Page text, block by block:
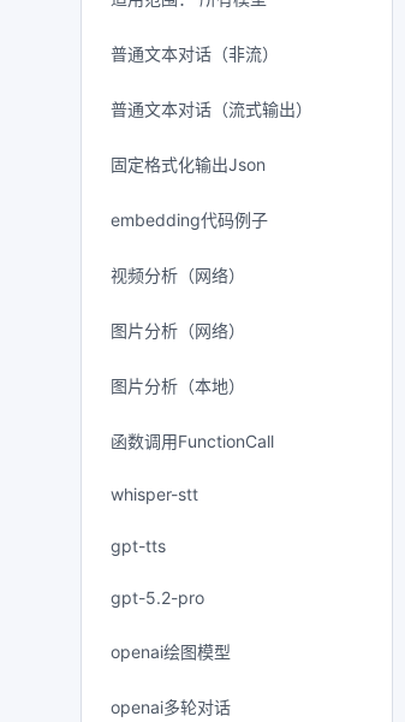
普通文本对话（非流）
普通文本对话（流式输出）
固定格式化输出Json
embedding代码例子
视频分析（网络）
图片分析（网络）
图片分析（本地）
函数调用FunctionCall
whisper-stt
gpt-tts
gpt-5.2-pro
openai绘图模型
openai多轮对话